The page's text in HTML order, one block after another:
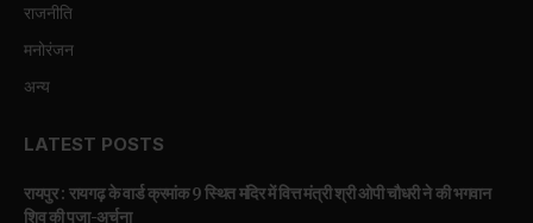
राजनीति
मनोरंजन
अन्य
LATEST POSTS
रायपुर : रायगढ़ के वार्ड क्रमांक 9 स्थित मंदिर में वित्त मंत्री श्री ओपी चौधरी ने की भगवान
शिव की पूजा-अर्चना